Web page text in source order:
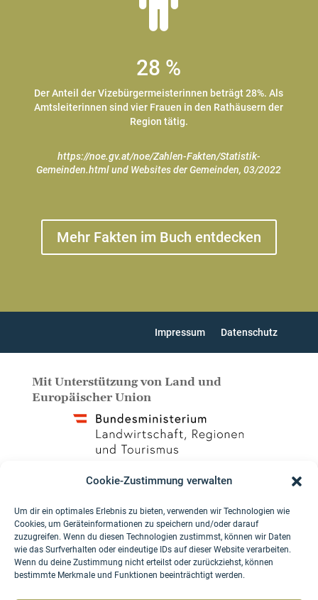
Cookie-Zustimmung verwalten
Um dir ein optimales Erlebnis zu bieten, verwenden wir Technologien wie
Cookies, um Geräteinformationen zu speichern und/oder darauf
zuzugreifen. Wenn du diesen Technologien zustimmst, können wir Daten
wie das Surfverhalten oder eindeutige IDs auf dieser Website verarbeiten.
Wenn du deine Zustimmung nicht erteilst oder zurückziehst, können
bestimmte Merkmale und Funktionen beeinträchtigt werden.
28 %
Der Anteil der Vizebürgermeisterinnen beträgt 28%. Als
Amtsleiterinnen sind vier Frauen in den Rathäusern der
Region tätig.
https://noe.gv.at/noe/Zahlen-Fakten/Statistik-
Gemeinden.html und Websites der Gemeinden, 03/2022
Mehr Fakten im Buch entdecken
Impressum Datenschutz
Mit Unterstützung von Land und
Europäischer Union